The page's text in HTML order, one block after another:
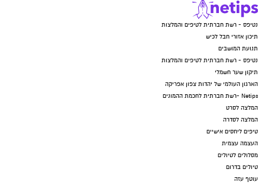
נטיפס - רשת חברתית לטיפים והמלצות
תיכון אזורי חבל לכיש
תנועת המושבים
נטיפס - רשת חברתית לטיפים והמלצות
תיקון שער חשמלי
הארגון העולמי של יהדות צפון אפריקה
Netips -רשת חברתית לחכמת ההמונים
המלצה לסרט
המלצה לסדרה
טיפים ליחסים אישיים
העצמה עצמית
מסלולים לטיולים
טיולים בדרום
עוטף עזה